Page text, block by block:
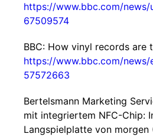
https://www.bbc.com/
67509574
BBC: How vinyl records are
https://www.bbc.com/
57572663
Bertelsmann Marketing
mit integriertem NFC-Chip:
Langspielplatte von morgen